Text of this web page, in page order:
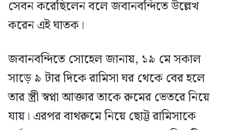
সেবন করেছিলেন বলে জবানবন্দিতে উল্লেখ
করেন এই ঘাতক।
জবানবন্দিতে সোহেল জানায়, ১৯ মে সকাল
সাড়ে ৯ টার দিকে রামিসা ঘর থেকে বের হলে
তার স্ত্রী স্বপ্না আক্তার তাকে রুমের ভেতরে নিয়ে
যায়। এরপর বাথরুমে নিয়ে ছোট্ট রামিসাকে